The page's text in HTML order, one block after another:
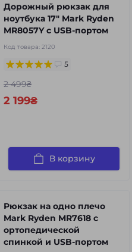
Дорожный рюкзак для
ноутбука 17" Mark Ryden
MR8057Y с USB-портом
Код товара: 2120
5
2 499₴
2 199₴
В корзину
Рюкзак на одно плечо
Mark Ryden MR7618 с
ортопедической
спинкой и USB-портом